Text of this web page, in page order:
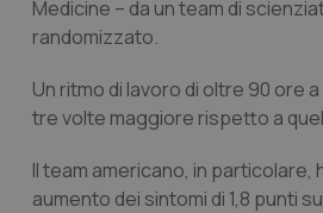
Medicine – da un team di
randomizzato.
Un ritmo di lavoro di oltre 90 ore
tre volte maggiore rispetto a
Il team americano, in
aumento dei sintomi di 1,8 punti